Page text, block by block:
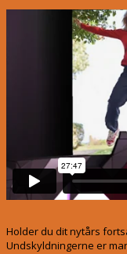
Holder du dit nytårs
Undskyldningerne er